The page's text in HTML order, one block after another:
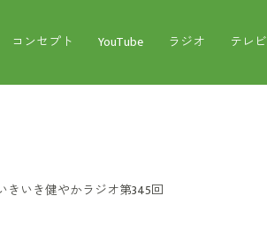
コンセプト YouTube ラジオ テレビ
きいき健やかラジオ第345回